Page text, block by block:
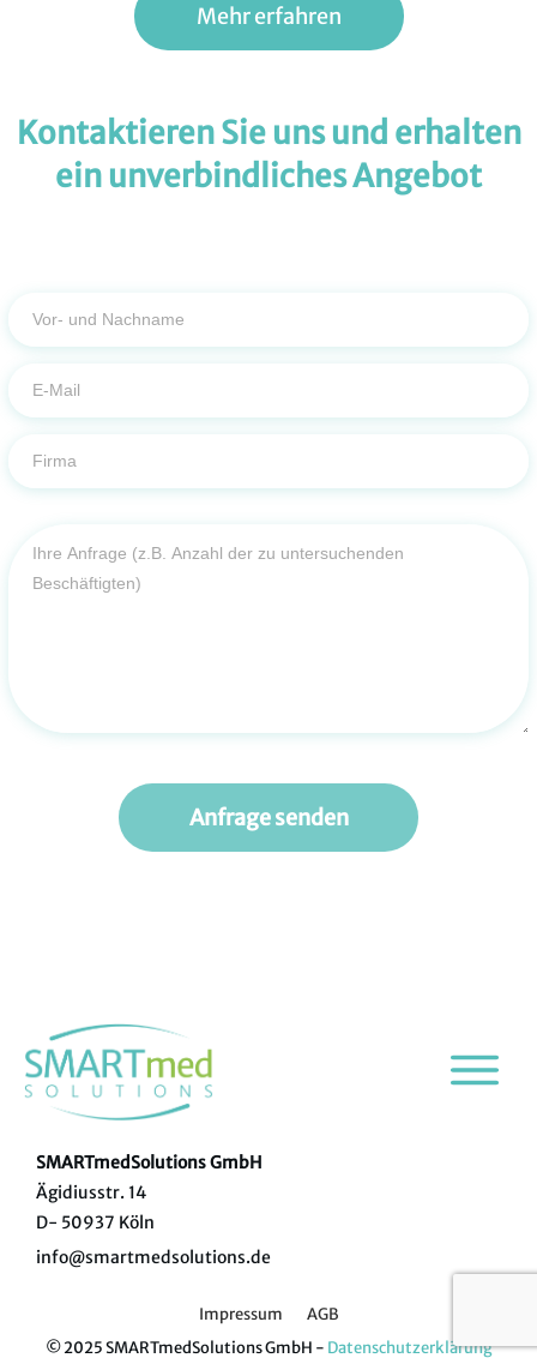
Mehr erfahren
Kontaktieren Sie uns und erhalten
ein unverbindliches Angebot
Anfrage senden
SMARTmedSolutions GmbH
Ägidiusstr. 14
D- 50937 Köln
info@smartmedsolutions.de
Impressum
AGB
© 2025 SMARTmedSolutions GmbH - Datenschutzerklärung